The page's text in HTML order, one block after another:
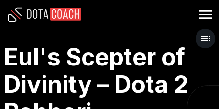
Eul's Scepter of
Divinity – Dota 2